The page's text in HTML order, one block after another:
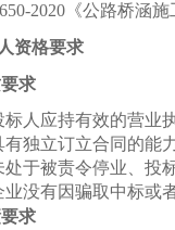
2020《公路桥涵
资格要求
求
标人应持有效的营业
有独立订立合同的能力
处于被责令停业、投
业没有因骗取中标
求